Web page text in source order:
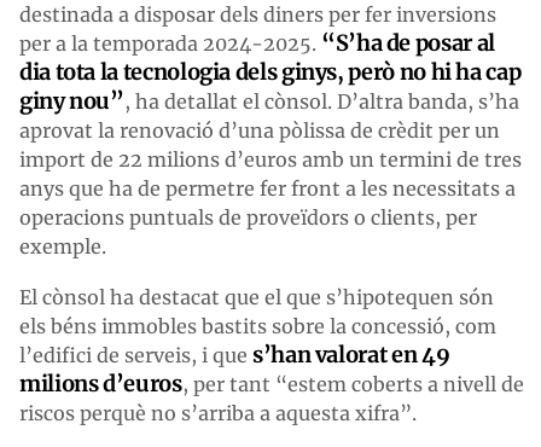
destinada a disposar dels diners per fer inversions
per a la temporada 2024-2025. “S’ha de posar al
dia tota la tecnologia dels ginys, però no hi ha cap
giny nou”, ha detallat el cònsol. D’altra banda, s’ha
aprovat la renovació d’una pòlissa de crèdit per un
import de 22 milions d’euros amb un termini de tres
anys que ha de permetre fer front a les necessitats a
operacions puntuals de proveïdors o clients, per
exemple.
El cònsol ha destacat que el que s’hipotequen són
els béns immobles bastits sobre la concessió, com
l’edifici de serveis, i que s’han valorat en 49
milions d’euros, per tant “estem coberts a nivell de
riscos perquè no s’arriba a aquesta xifra”.